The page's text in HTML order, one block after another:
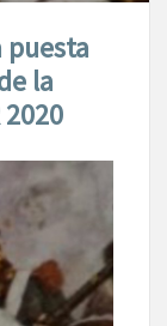
puesta
la